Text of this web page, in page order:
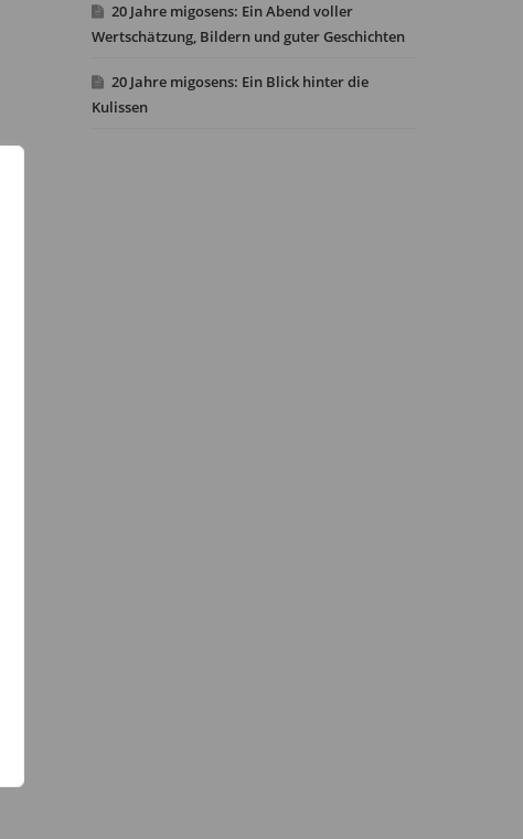
20 Jahre migosens: Ein Abend voller
Wertschätzung, Bildern und guter Geschichten
20 Jahre migosens: Ein Blick hinter die
Kulissen